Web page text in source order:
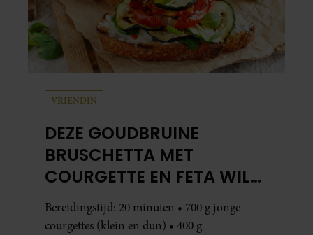
VRIENDIN
DEZE GOUDBRUINE
BRUSCHETTA MET
COURGETTE EN FETA WIL
JE METEEN MAKEN
Bereidingstijd: 20 minuten • 700 g jonge
courgettes (klein en dun) • 400 g